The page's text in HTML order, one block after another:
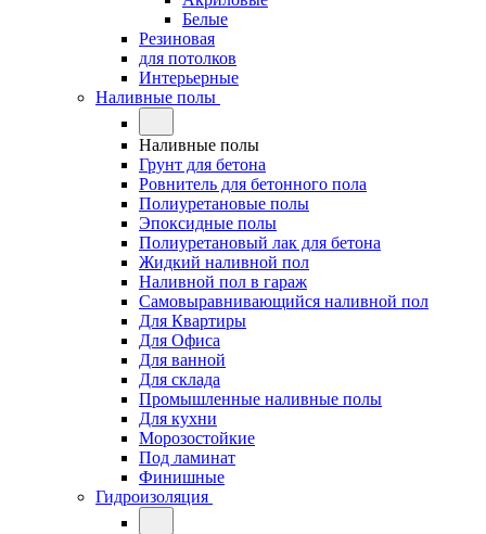
Белые
Резиновая
для потолков
Интерьерные
Наливные полы
Наливные полы
Грунт для бетона
Ровнитель для бетонного пола
Полиуретановые полы
Эпоксидные полы
Полиуретановый лак для бетона
Жидкий наливной пол
Наливной пол в гараж
Самовыравнивающийся наливной пол
Для Квартиры
Для Офиса
Для ванной
Для склада
Промышленные наливные полы
Для кухни
Морозостойкие
Под ламинат
Финишные
Гидроизоляция